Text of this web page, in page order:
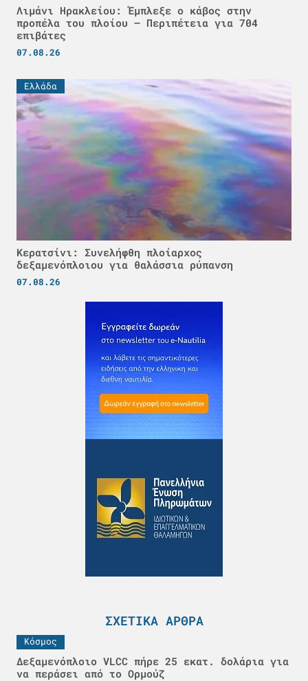
Λιμάνι Ηρακλείου: Έμπλεξε ο κάβος στην
προπέλα του πλοίου – Περιπέτεια για 704
επιβάτες
07.08.26
Ελλάδα
Κερατσίνι: Συνελήφθη πλοίαρχος
δεξαμενόπλοιου για θαλάσσια ρύπανση
07.08.26
ΣΧΕΤΙΚΆ ΆΡΘΡΑ
Κόσμος
Δεξαμενόπλοιο VLCC πήρε 25 εκατ. δολάρια για
να περάσει από το Ορμούζ